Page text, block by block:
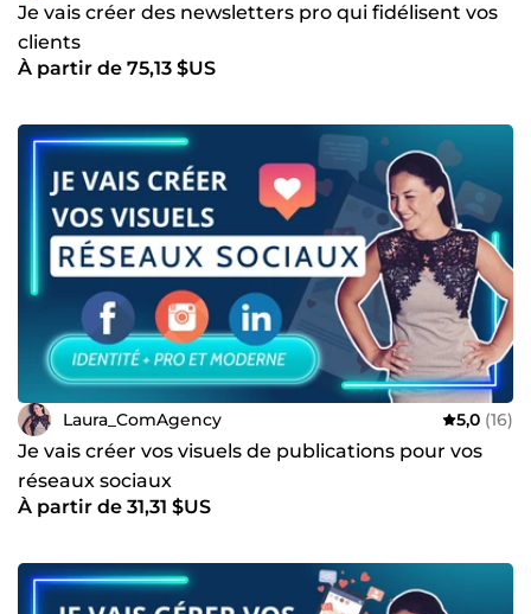
Je vais créer des newsletters pro qui fidélisent vos
clients
À partir de 75,13 $US
Laura_ComAgency 5,0 (16)
Je vais créer vos visuels de publications pour vos
réseaux sociaux
À partir de 31,31 $US